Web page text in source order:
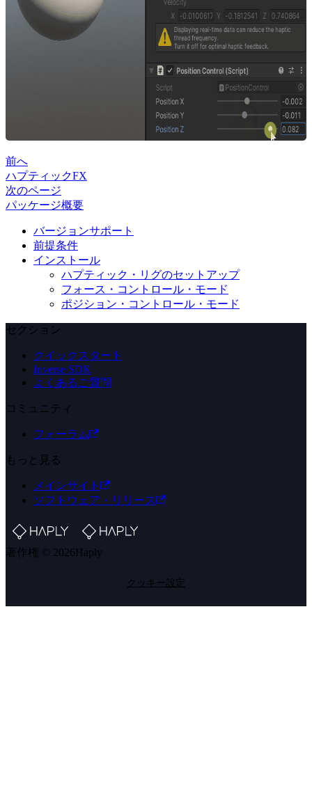
前へ
ハプティックFX
次のページ
パッケージ概要
バージョンサポート
前提条件
インストール
ハプティック・リグのセットアップ
フォース・コントロール・モード
ポジション・コントロール・モード
セクション
クイックスタート
Inverse SDK
よくあるご質問
コミュニティ
フォーラム
もっと見る
メインサイト
ソフトウェア・リリース
著作権 © 2026Haply
クッキー設定